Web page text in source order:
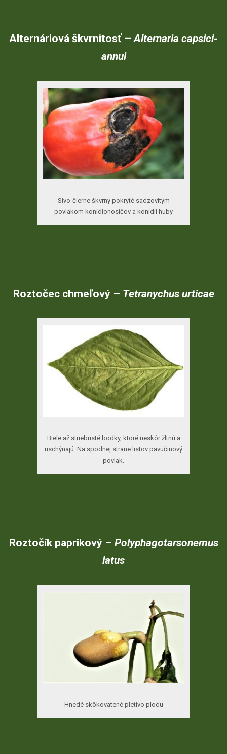
Alternáriová škvrnitosť–Alternaria capsici-
annui
Sivo-čierne škvrny pokryté sadzovitým
povlakom konídionosičov a konídií huby
Roztočec chmeľový– Tetranychus urticae
Biele až striebristé bodky, ktoré neskôr žltnú a
uschýnajú. Na spodnej strane listov pavučinový
povlak.
Roztočík paprikový– Polyphagotarsonemus
latus
Hnedé skôkovatené pletivo plodu